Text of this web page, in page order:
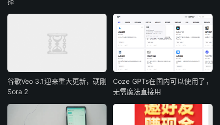
谷歌Veo 3.1迎来重大更新，硬刚
Sora 2
Coze GPTs在国内可以使用了，
无需魔法直接用